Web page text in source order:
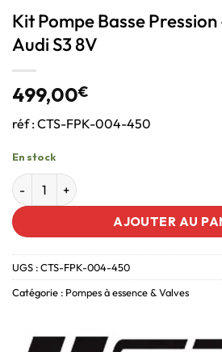
Kit Pompe Basse Pression
Audi S3 8V
499,00€
réf : CTS-FPK-004-450
En stock
AJOUTER AU
UGS :CTS-FPK-004-450
Catégorie : Pompes à essence & Valves